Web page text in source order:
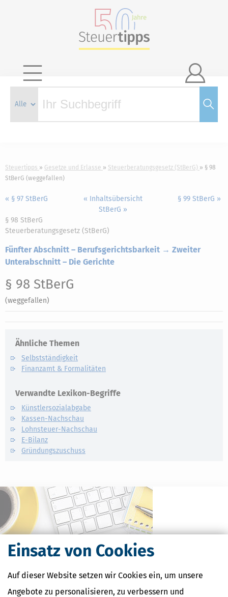
Einsatz von Cookies
Auf dieser Website setzen wir Cookies ein, um unsere
Angebote zu personalisieren, zu verbessern und

Steuertipps Gesetze und Erlasse Steuerberatungsgesetz (StBerG)
§ 98
StBerG (weggefallen)
« § 97 StBerG
« Inhaltsübersicht
StBerG »
§ 99 StBerG »
§ 98 StBerG
Steuerberatungsgesetz (StBerG)
Fünfter Abschnitt – Berufsgerichtsbarkeit → Zweiter
Unterabschnitt – Die Gerichte
§ 98 StBerG
(weggefallen)
Ähnliche Themen
Selbstständigkeit
Finanzamt & Formalitäten
Verwandte Lexikon-Begriffe
Künstlersozialabgabe
Kassen-Nachschau
Lohnsteuer-Nachschau
E-Bilanz
Gründungszuschuss